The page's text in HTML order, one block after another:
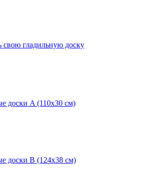
свою гладильную доску
доски A (110х30 см)
доски B (124х38 см)